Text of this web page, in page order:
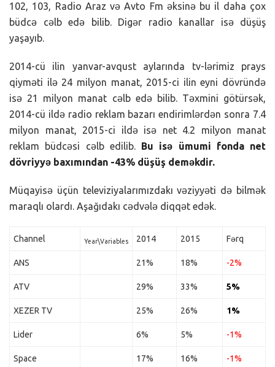
102, 103, Radio Araz və Avto Fm əksinə bu il daha çox
büdcə cəlb edə bilib. Digər radio kanallar isə düşüş
yaşayıb.
2014-cü ilin yanvar-avqust aylarında tv-lərimiz prays
qiyməti ilə 24 milyon manat, 2015-ci ilin eyni dövründə
isə 21 milyon manat cəlb edə bilib. Təxmini götürsək,
2014-cü ildə radio reklam bazarı endirimlərdən sonra 7.4
milyon manat, 2015-ci ildə isə net 4.2 milyon manat
reklam büdcəsi cəlb edilib. Bu isə ümumi fonda net
dövriyyə baxımından -43% düşüş deməkdir.
Müqayisə üçün televiziyalarımızdakı vəziyyəti də bilmək
maraqlı olardı. Aşağıdakı cədvələ diqqət edək.
Channel Year\Variables 2014 2015 Fərq
ANS 21% 18% -2%
ATV 29% 33% 5%
XEZER TV 25% 26% 1%
Lider 6% 5% -1%
Space 17% 16% -1%